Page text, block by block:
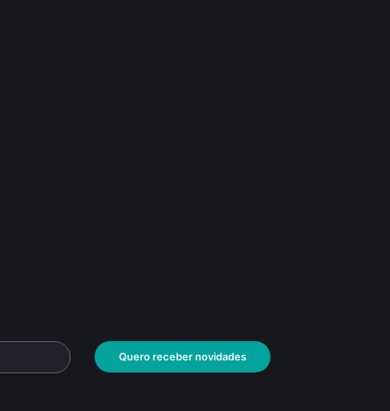
Quero receber novidades